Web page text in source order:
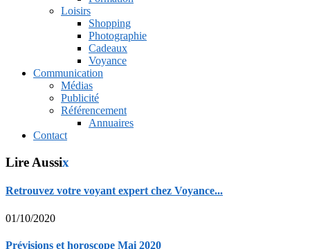
Loisirs
Shopping
Photographie
Cadeaux
Voyance
Communication
Médias
Publicité
Référencement
Annuaires
Contact
Lire Aussix
Retrouvez votre voyant expert chez Voyance...
01/10/2020
Prévisions et horoscope Mai 2020